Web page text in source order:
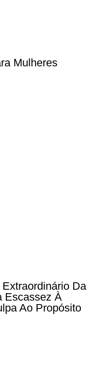
Mulheres
Da
Escassez À
Ao Propósito